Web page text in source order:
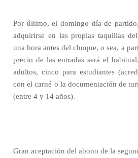
Por último, el domingo día de
adquirirse en las propias taquillas
una hora antes del choque, o sea, a
precio de las entradas será el
adultos, cinco para estudiantes
con el carné o la documentación de
(entre 4 y 14 años).
Gran aceptación del abono de la